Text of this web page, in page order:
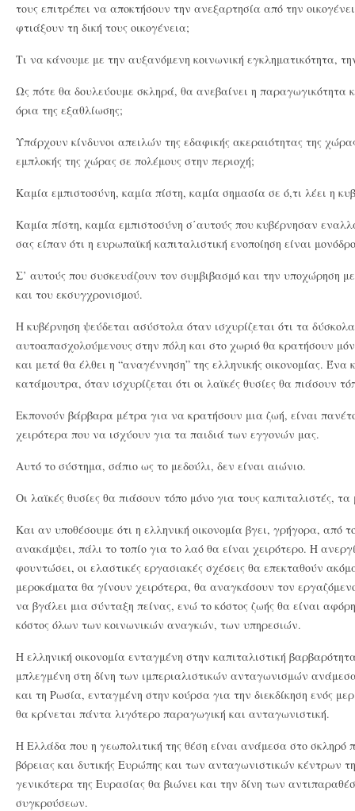
τους επιτρέπει να αποκτήσουν την ανεξαρτησία από την
φτιάξουν τη δική τους οικογένεια;
Τι να κάνουμε με την αυξανόμενη κοινωνική εγκληματικότητα,
Ως πότε θα δουλεύουμε σκληρά, θα ανεβαίνει η παραγωγικότητα
όρια της εξαθλίωσης;
Υπάρχουν κίνδυνοι απειλών της εδαφικής ακεραιότητας της
εμπλοκής της χώρας σε πολέμους στην περιοχή;
Καμία εμπιστοσύνη, καμία πίστη, καμία σημασία σε ό,τι λέει η
Καμία πίστη, καμία εμπιστοσύνη σ΄αυτούς που κυβέρνησαν
σας είπαν ότι η ευρωπαϊκή καπιταλιστική ενοποίηση είναι
Σ’ αυτούς που συσκευάζουν τον συμβιβασμό και την υποχώρηση
και του εκσυγχρονισμού.
Η κυβέρνηση ψεύδεται ασύστολα όταν ισχυρίζεται ότι τα
αυτοαπασχολούμενους στην πόλη και στο χωριό θα κρατήσουν
και μετά θα έλθει η “αναγέννηση” της ελληνικής οικονομίας.
κατάμουτρα, όταν ισχυρίζεται ότι οι λαϊκές θυσίες θα πιάσουν
Εκπονούν βάρβαρα μέτρα για να κρατήσουν μια ζωή, είναι
χειρότερα που να ισχύουν για τα παιδιά των εγγονών μας.
Αυτό το σύστημα, σάπιο ως το μεδούλι, δεν είναι αιώνιο.
Οι λαϊκές θυσίες θα πιάσουν τόπο μόνο για τους καπιταλιστές,
Και αν υποθέσουμε ότι η ελληνική οικονομία βγει, γρήγορα, από
ανακάμψει, πάλι το τοπίο για το λαό θα είναι χειρότερο. Η
φουντώσει, οι ελαστικές εργασιακές σχέσεις θα επεκταθούν
μεροκάματα θα γίνουν χειρότερα, θα αναγκάσουν τον
να βγάλει μια σύνταξη πείνας, ενώ το κόστος ζωής θα είναι
κόστος όλων των κοινωνικών αναγκών, των υπηρεσιών.
Η ελληνική οικονομία ενταγμένη στην καπιταλιστική
μπλεγμένη στη δίνη των ιμπεριαλιστικών ανταγωνισμών
και τη Ρωσία, ενταγμένη στην κούρσα για την διεκδίκηση ενός
θα κρίνεται πάντα λιγότερο παραγωγική και ανταγωνιστική.
Η Ελλάδα που η γεωπολιτική της θέση είναι ανάμεσα στο σκληρό
βόρειας και δυτικής Ευρώπης και των ανταγωνιστικών κέντρων
γενικότερα της Ευρασίας θα βιώνει και την δίνη των
συγκρούσεων.